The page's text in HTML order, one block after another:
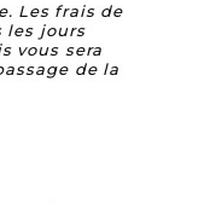
Les frais de
les jours
vous sera
de la